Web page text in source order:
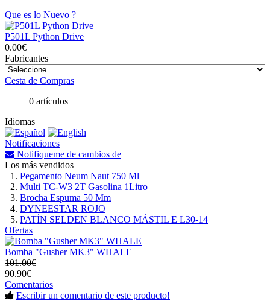
Que es lo Nuevo ?
P501L Python Drive
0.00€
Fabricantes
Cesta de Compras
0 artículos
Idiomas
Notificaciones
Notifiqueme de cambios de
Los más vendidos
Pegamento Neum Naut 750 Ml
Multi TC-W3 2T Gasolina 1Litro
Brocha Espuma 50 Mm
DYNEESTAR ROJO
PATÍN SELDEN BLANCO MÁSTIL E L30-14
Ofertas
Bomba "Gusher MK3" WHALE
101.00€
90.90€
Comentarios
Escribir un comentario de este producto!